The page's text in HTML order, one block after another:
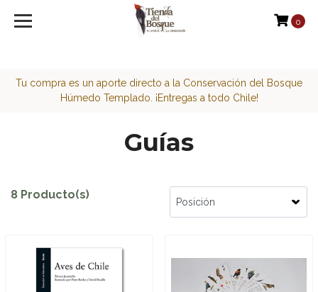
<script>function loadScript(a){var
Tu compra es un aporte directo a la Conservación del Bosque
Húmedo Templado. ¡Entregas a todo Chile!
0
Guías
8 Producto(s)